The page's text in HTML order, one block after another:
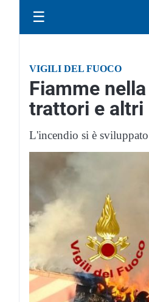
☰
VIGILI DEL FUOCO
Fiamme
trattori e altri
L'incendio si è